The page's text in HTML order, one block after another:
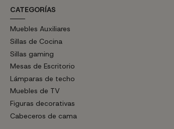
CATEGORÍAS
Muebles Auxiliares
Sillas de Cocina
Sillas gaming
Mesas de Escritorio
Lámparas de techo
Muebles de TV
Figuras decorativas
Cabeceros de cama